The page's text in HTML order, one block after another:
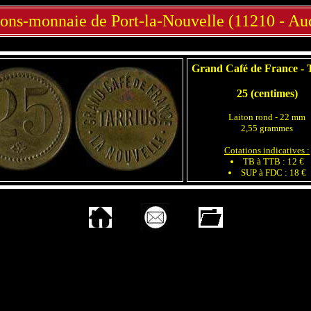
monnaie de Port-la-Nouvelle (11210 -
Grand Café de France -
25 (centimes)
Laiton rond - 22 mm
2,55 grammes
Cotations indicatives :
TB à TTB : 12 €
SUP à FDC : 18 €